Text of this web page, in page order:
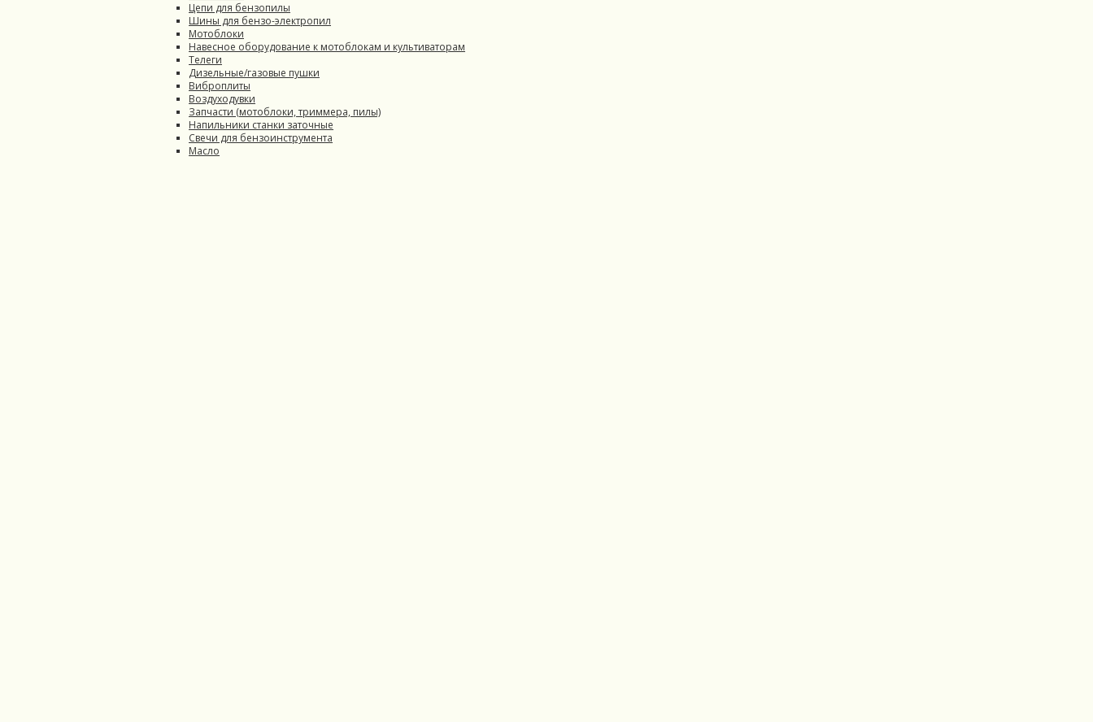
Цепи для бензопилы
Шины для бензо-электропил
Мотоблоки
Навесное оборудование к мотоблокам и культиваторам
Телеги
Дизельные/газовые пушки
Виброплиты
Воздуходувки
Запчасти (мотоблоки, триммера, пилы)
Напильники станки заточные
Свечи для бензоинструмента
Масло